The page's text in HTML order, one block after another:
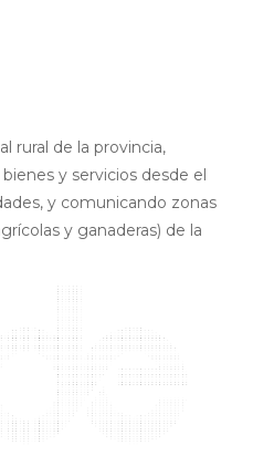
rural de la provincia,
y servicios desde el
y comunicando zonas
y ganaderas) de la